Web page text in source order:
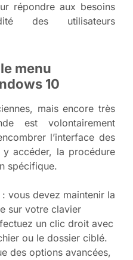
répondre aux besoins
des utilisateurs
menu
10
mais encore très
est volontairement
l’interface des
y accéder, la procédure
spécifique.
vous devez maintenir la
sur votre clavier
un clic droit avec
ou le dossier ciblé.
des options avancées,